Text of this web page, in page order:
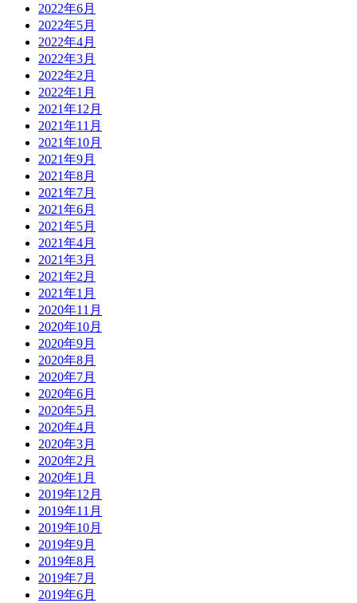
2022年6月
2022年5月
2022年4月
2022年3月
2022年2月
2022年1月
2021年12月
2021年11月
2021年10月
2021年9月
2021年8月
2021年7月
2021年6月
2021年5月
2021年4月
2021年3月
2021年2月
2021年1月
2020年11月
2020年10月
2020年9月
2020年8月
2020年7月
2020年6月
2020年5月
2020年4月
2020年3月
2020年2月
2020年1月
2019年12月
2019年11月
2019年10月
2019年9月
2019年8月
2019年7月
2019年6月